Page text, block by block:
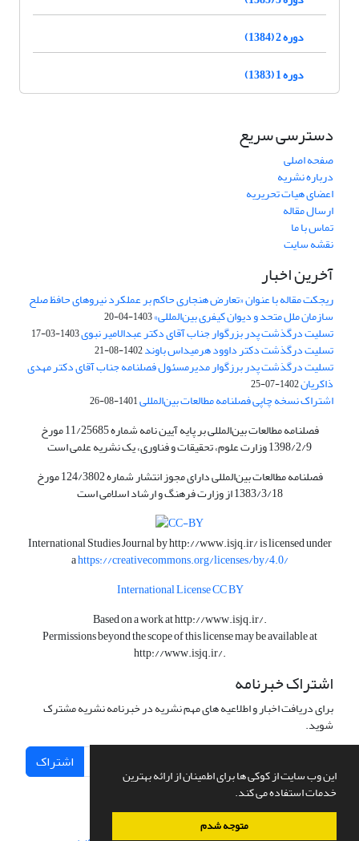
این وب سایت از کوکی ها برای اطمینان از ارائه بهترین
خدمات استفاده می کند.
متوجه شدم
دوره 2 (1384)
دوره 1 (1383)
دسترسی سریع
صفحه اصلی
درباره نشریه
اعضای هیات تحریریه
ارسال مقاله
تماس با ما
نقشه سایت
آخرین اخبار
ریجکت مقاله با عنوان «تعارض هنجاری حاکم بر عملکرد نیروهای حافظ صلح
سازمان ملل متحد و دیوان کیفری بین‌المللی»1403-04-20
تسلیت درگذشت پدر بزرگوار جناب آقای دکتر عبدالامیر نبوی1403-03-17
تسلیت درگذشت دکتر داوود هرمیداس باوند1402-08-21
تسلیت درگذشت پدر برزگوار مدیرمسئول فصلنامه جناب آقای دکتر مهدی
ذاکریان1402-07-25
اشتراک نسخه چاپی فصلنامه مطالعات بین‌المللی1401-08-26
فصلنامه مطالعات بین‌المللی بر پایه آیین نامه شماره 11/25685 مورخ
1398/2/9 وزارت علوم، تحقیقات و فناوری، یک نشریه علمی است
فصلنامه مطالعات بین‌المللی دارای مجوز انتشار شماره 124/3802 مورخ
1383/3/18 از وزارت فرهنگ و ارشاد اسلامی است
International Studies Journal byhttp://www.isjq.ir/is licensed under
ahttps://creativecommons.org/licenses/by/4.0/
International License CC BY
Based on a work athttp://www.isjq.ir/.
Permissions beyond the scope of this license may be available at
http://www.isjq.ir/.
اشتراک خبرنامه
برای دریافت اخبار و اطلاعیه های مهم نشریه در خبرنامه نشریه مشترک
شوید.
اشتراک